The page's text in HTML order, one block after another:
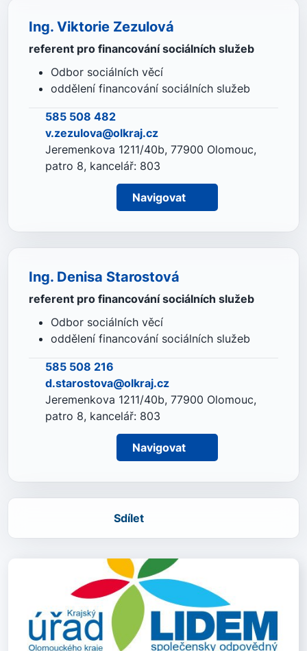
Ing. Viktorie Zezulová
referent pro financování sociálních služeb
Odbor sociálních věcí
oddělení financování sociálních služeb
585 508 482
v.zezulova@olkraj.cz
Jeremenkova 1211/40b, 77900 Olomouc,
patro 8, kancelář: 803
Navigovat
Ing. Denisa Starostová
referent pro financování sociálních služeb
Odbor sociálních věcí
oddělení financování sociálních služeb
585 508 216
d.starostova@olkraj.cz
Jeremenkova 1211/40b, 77900 Olomouc,
patro 8, kancelář: 803
Navigovat
Sdílet